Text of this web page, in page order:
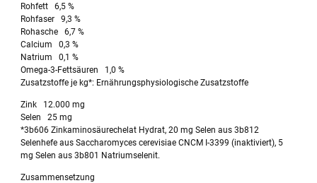
Rohfett 6,5 %
Rohfaser 9,3 %
Rohasche 6,7 %
Calcium 0,3 %
Natrium 0,1 %
Omega-3-Fettsäuren 1,0 %
Zusatzstoffe je kg*: Ernährungsphysiologische Zusatzstoffe
Zink 12.000 mg
Selen 25 mg
*3b606 Zinkaminosäurechelat Hydrat, 20 mg Selen aus 3b812
Selenhefe aus Saccharomyces cerevisiae CNCM I-3399 (inaktiviert), 5
mg Selen aus 3b801 Natriumselenit.
Zusammensetzung